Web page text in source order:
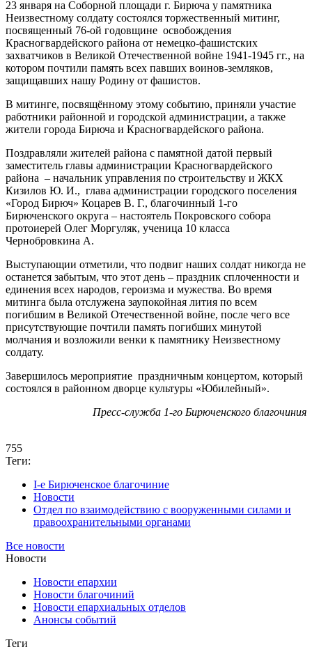
23 января на Соборной площади г. Бирюча у памятника
Неизвестному солдату состоялся торжественный митинг,
посвященный 76-ой годовщине освобождения
Красногвардейского района от немецко-фашистских
захватчиков в Великой Отечественной войне 1941-1945 гг., на
котором почтили память всех павших воинов-земляков,
защищавших нашу Родину от фашистов.
В митинге, посвящённому этому событию, приняли участие
работники районной и городской администрации, а также
жители города Бирюча и Красногвардейского района.
Поздравляли жителей района с памятной датой первый
заместитель главы администрации Красногвардейского
района – начальник управления по строительству и ЖКХ
Кизилов Ю. И., глава администрации городского поселения
«Город Бирюч» Коцарев В. Г., благочинный 1-го
Бирюченского округа – настоятель Покровского собора
протоиерей Олег Моргуляк, ученица 10 класса
Чернобровкина А.
Выступающии отметили, что подвиг наших солдат никогда не
останется забытым, что этот день – праздник сплоченности и
единения всех народов, героизма и мужества. Во время
митинга была отслужена заупокойная лития по всем
погибшим в Великой Отечественной войне, после чего все
присутствующие почтили память погибших минутой
молчания и возложили венки к памятнику Неизвестному
солдату.
Завершилось мероприятие праздничным концертом, который
состоялся в районном дворце культуры «Юбилейный».
Пресс-служба 1-го Бирюченского благочиния
755
Теги:
I-е Бирюченское благочиние
Новости
Отдел по взаимодействию с вооруженными силами и
правоохранительными органами
Все новости
Новости
Новости епархии
Новости благочиний
Новости епархиальных отделов
Анонсы событий
Теги